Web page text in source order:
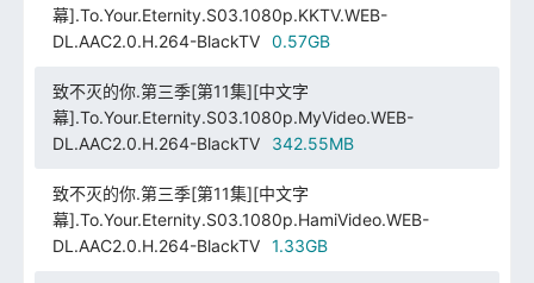
幕].To.Your.Eternity.S03.1080p.KKTV.WEB-
DL.AAC2.0.H.264-BlackTV
0.57GB
致不灭的你.第三季[第11集][中文字
幕].To.Your.Eternity.S03.1080p.MyVideo.WEB-
DL.AAC2.0.H.264-BlackTV
342.55MB
致不灭的你.第三季[第11集][中文字
幕].To.Your.Eternity.S03.1080p.HamiVideo.WEB-
DL.AAC2.0.H.264-BlackTV
1.33GB